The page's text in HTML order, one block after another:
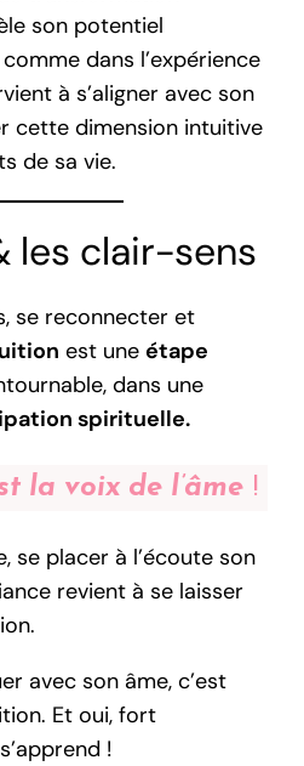
son potentiel
dans l’expérience
à s’aligner avec son
cette dimension intuitive
de sa vie.
les clair-sens
se reconnecter et
est uneétape
dans une
spirituelle.
la voix de l’âme!
se placer à l’écoute son
revient à se laisser
avec son âme, c’est
Et oui, fort
!